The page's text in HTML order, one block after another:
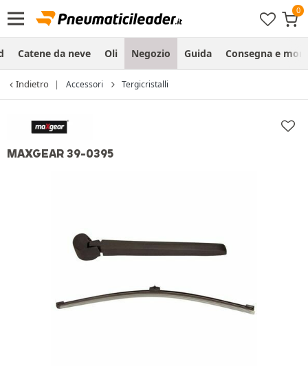
Catene da neve Oli Negozio Guida Consegna e
Indietro Accessori Tergicristalli
MAXGEAR 39-0395